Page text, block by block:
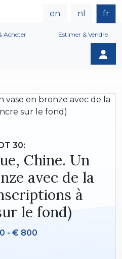
en nl fr
Acheter Estimer & Vendre
30:
Chine. Un
avec de la
à
le fond)
- € 800